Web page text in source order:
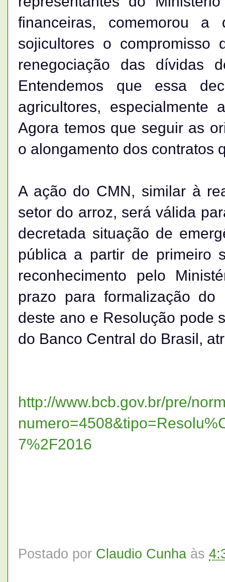
financeiras, comemorou a
sojicultores o compromisso
renegociação das dívidas
Entendemos que essa
agricultores,
Agora temos que seguir as
o alongamento dos contratos
A ação do CMN, similar à
setor do arroz, será válida
decretada situação de
pública a partir de primeiro
reconhecimento pelo
prazo para formalização
deste ano e Resolução pode
do Banco Central do Brasil,
http://www.bcb.gov.br/pre/
7%2F2016
Postado por Claudio Cunha às